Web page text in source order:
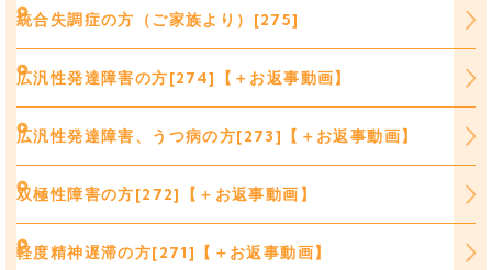
統合失調症の方（ご家族より）[275]
広汎性発達障害の方[274]【＋お返事動画】
広汎性発達障害、うつ病の方[273]【＋お返事動画】
双極性障害の方[272]【＋お返事動画】
軽度精神遅滞の方[271]【＋お返事動画】